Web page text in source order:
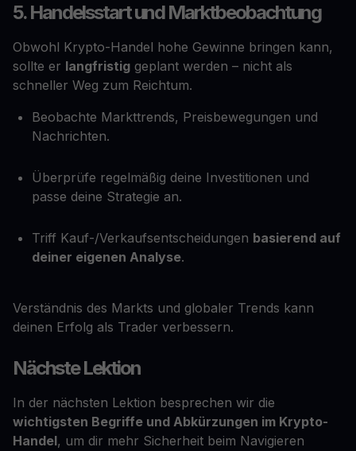
5. Handelsstart und Marktbeobachtung
Obwohl Krypto-Handel hohe Gewinne bringen kann,
sollte er langfristig geplant werden – nicht als
schneller Weg zum Reichtum.
Beobachte Markttrends, Preisbewegungen und
Nachrichten.
Überprüfe regelmäßig deine Investitionen und
passe deine Strategie an.
Triff Kauf-/Verkaufsentscheidungen basierend auf
deiner eigenen Analyse.
Verständnis des Markts und globaler Trends kann
deinen Erfolg als Trader verbessern.
Nächste Lektion
In der nächsten Lektion besprechen wir die
wichtigsten Begriffe und Abkürzungen im Krypto-
Handel, um dir mehr Sicherheit beim Navigieren